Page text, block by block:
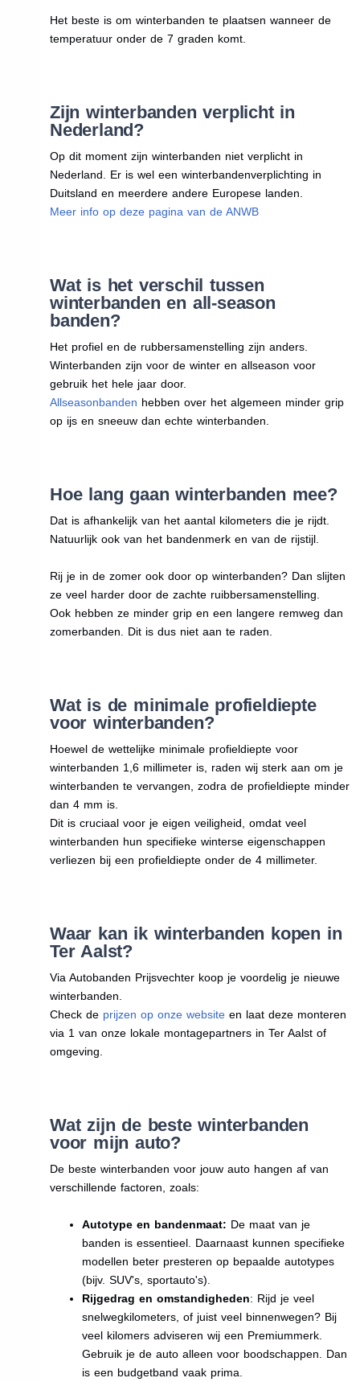
Het beste is om winterbanden te plaatsen wanneer de
temperatuur onder de 7 graden komt.
Zijn winterbanden verplicht in
Nederland?
Op dit moment zijn winterbanden niet verplicht in
Nederland. Er is wel een winterbandenverplichting in
Duitsland en meerdere andere Europese landen.
Meer info op deze pagina van de ANWB
Wat is het verschil tussen
winterbanden en all-season
banden?
Het profiel en de rubbersamenstelling zijn anders.
Winterbanden zijn voor de winter en allseason voor
gebruik het hele jaar door.
Allseasonbanden hebben over het algemeen minder grip
op ijs en sneeuw dan echte winterbanden.
Hoe lang gaan winterbanden mee?
Dat is afhankelijk van het aantal kilometers die je rijdt.
Natuurlijk ook van het bandenmerk en van de rijstijl.
Rij je in de zomer ook door op winterbanden? Dan slijten
ze veel harder door de zachte ruibbersamenstelling.
Ook hebben ze minder grip en een langere remweg dan
zomerbanden. Dit is dus niet aan te raden.
Wat is de minimale profieldiepte
voor winterbanden?
Hoewel de wettelijke minimale profieldiepte voor
winterbanden 1,6 millimeter is, raden wij sterk aan om je
winterbanden te vervangen, zodra de profieldiepte minder
dan 4 mm is.
Dit is cruciaal voor je eigen veiligheid, omdat veel
winterbanden hun specifieke winterse eigenschappen
verliezen bij een profieldiepte onder de 4 millimeter.
Waar kan ik winterbanden kopen in
Ter Aalst?
Via Autobanden Prijsvechter koop je voordelig je nieuwe
winterbanden.
Check de prijzen op onze websiteen laat deze monteren
via 1 van onze lokale montagepartners in Ter Aalst of
omgeving.
Wat zijn de beste winterbanden
voor mijn auto?
De beste winterbanden voor jouw auto hangen af van
verschillende factoren, zoals:
Autotype en bandenmaat: De maat van je
banden is essentieel. Daarnaast kunnen specifieke
modellen beter presteren op bepaalde autotypes
(bijv. SUV's, sportauto's).
Rijgedrag en omstandigheden: Rijd je veel
snelwegkilometers, of juist veel binnenwegen? Bij
veel kilomers adviseren wij een Premiummerk.
Gebruik je de auto alleen voor boodschappen. Dan
is een budgetband vaak prima.